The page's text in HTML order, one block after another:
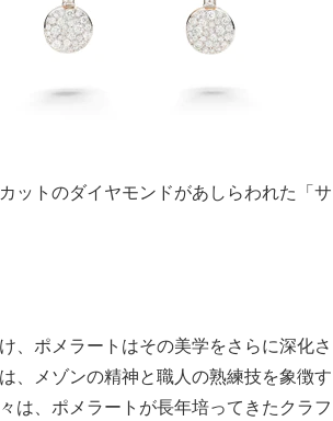
ットのダイヤモンドがあしらわれた「サ
、ポメラートはその美学をさらに深化さ
、メゾンの精神と職人の熟練技を象徴す
は、ポメラートが長年培ってきたクラフ